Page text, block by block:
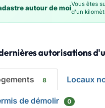
autour de moiVous êtes
d'un
autorisations
8 Locaux
de démolir 0